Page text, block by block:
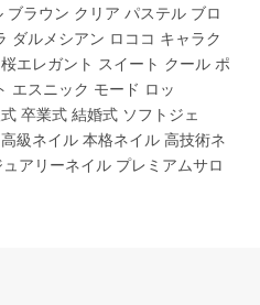
ラウン クリア パステル ブロ
ダルメシアン ロココ キャラク
エレガント スイート クール ポ
エスニック モード ロッ
卒業式 結婚式 ソフトジェ
級ネイル 本格ネイル 高技術ネ
アリーネイル プレミアムサロ